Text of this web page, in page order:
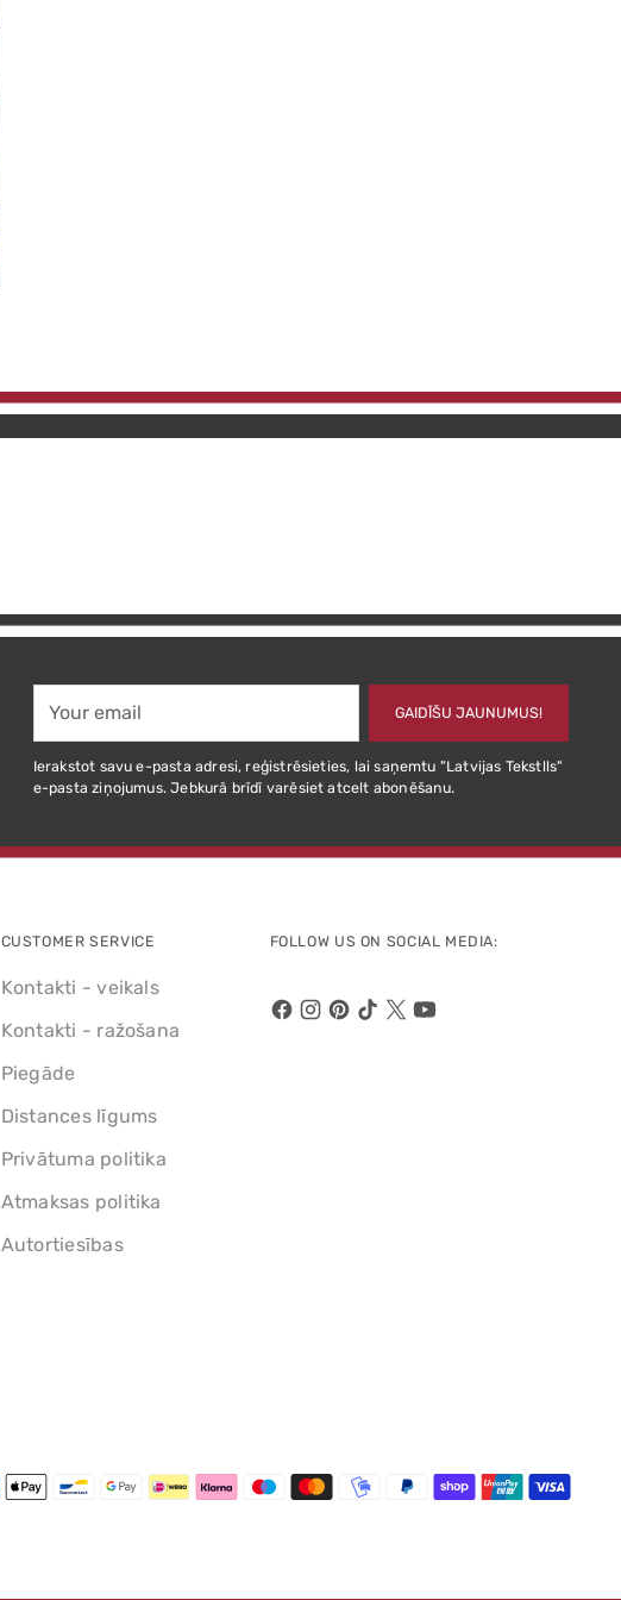
email
GAIDĪŠU JAUNUMUS!
Ierakstot savu e-pasta adresi, reģistrēsieties, lai saņemtu "Latvijas Tekstlls"
e-pasta ziņojumus. Jebkurā brīdī varēsiet atcelt abonēšanu.
CUSTOMER SERVICE
Kontakti - veikals
Kontakti - ražošana
Piegāde
Distances līgums
Privātuma politika
Atmaksas politika
Autortiesības
FOLLOW US ON SOCIAL MEDIA: